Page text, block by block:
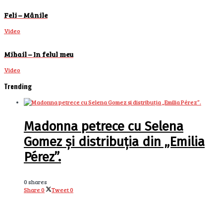
Feli – Mânile
Video
Mihail – In felul meu
Video
Trending
Madonna petrece cu Selena
Gomez și distribuția din „Emilia
Pérez”.
0 shares
Share0 Tweet0